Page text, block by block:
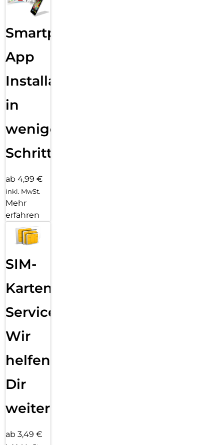
Smartphone
App
Installation
in
wenigen
Schritten
ab 4,99 €
inkl. MwSt.
Mehr
erfahren
SIM-
Karten
Service:
Wir
helfen
Dir
weiter
ab 3,49 €